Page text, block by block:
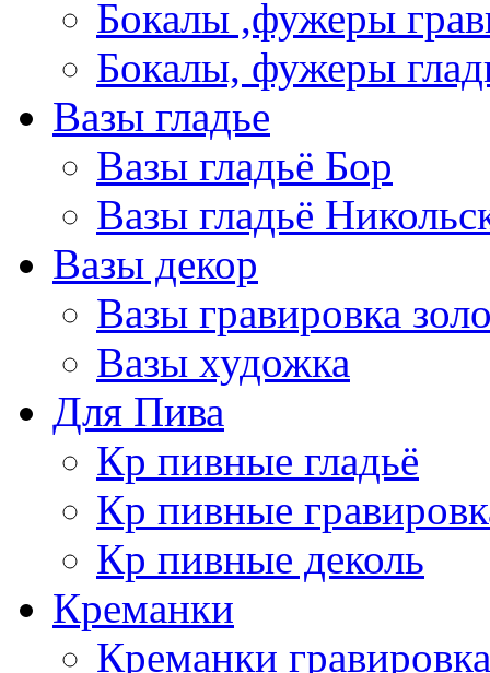
Бокалы ,фужеры
Бокалы, фужеры
Вазы гладье
Вазы гладьё Бор
Вазы гладьё
Вазы декор
Вазы гравировка
Вазы художка
Для Пива
Кр пивные гладьё
Кр пивные
Кр пивные деколь
Креманки
Креманки